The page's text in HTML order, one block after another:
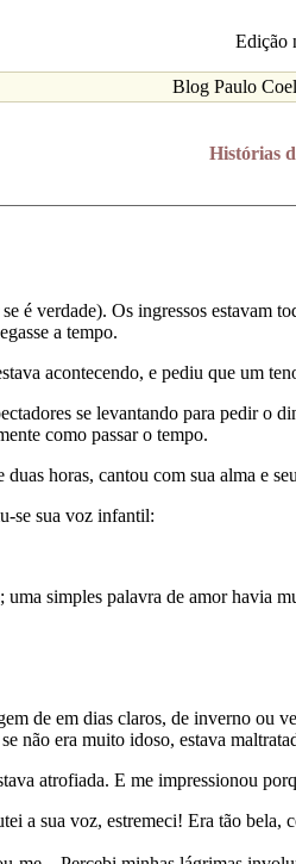
Edição
Blog Paulo
Histórias
é verdade). Os ingressos estavam
a tempo.
acontecendo, e pediu que um
se levantando para pedir
como passar o tempo.
horas, cantou com sua alma e
se sua voz infantil:
simples palavra de amor havia
de em dias claros, de inverno ou
não era muito idoso, estava
atrofiada. E me impressionou
a sua voz, estremeci! Era tão bela,